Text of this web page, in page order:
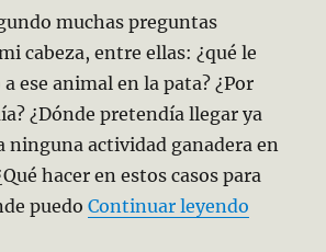
muchas preguntas
cabeza, entre ellas: ¿qué le
ese animal en la pata? ¿Por
¿Dónde pretendía llegar ya
ninguna actividad ganadera en
hacer en estos casos para
puedoContinuar leyendo